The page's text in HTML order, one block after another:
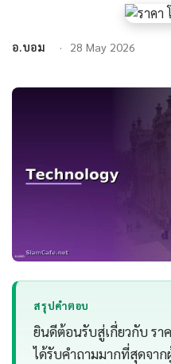
อ.บอม 28 May 2026
สรุปคำตอบ
ยินดีต้อนรับสู่เกี่ยวกับ ร
ได้รับคำถามมากที่สุดจาก